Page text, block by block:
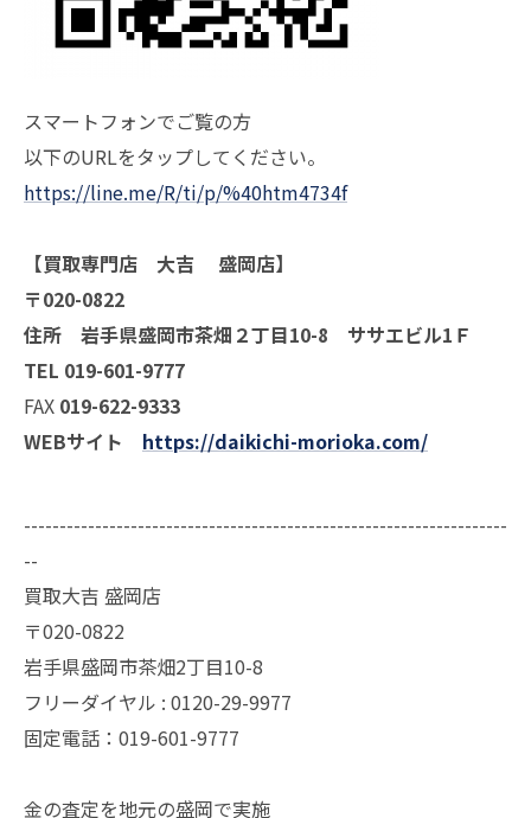
スマートフォンでご覧の方
以下のURLをタップしてください。
https://line.me/R/ti/p/%40htm4734f
【買取専門店 大吉 盛岡店】
〒020-0822
住所 岩手県盛岡市茶畑２丁目10-8 ササエビル1Ｆ
TEL 019-601-9777
FAX 019-622-9333
WEBサイト https://daikichi-morioka.com/
--------------------------------------------------------------------
--
買取大吉 盛岡店
〒020-0822
岩手県盛岡市茶畑2丁目10-8
フリーダイヤル : 0120-29-9977
固定電話：019-601-9777
金の査定を地元の盛岡で実施